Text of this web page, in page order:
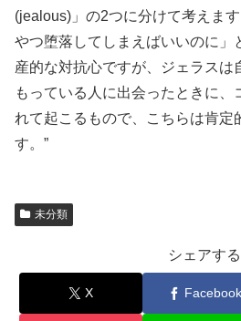
(jealous)」の2つに分けて考えま
やつ堕落してしまえばいいのに」
産的な対抗心ですが、ジェラスは
もっている人に出会ったときに、
れて起こるもので、こちらは肯定
す。”
未分類
シェアする
X Facebook